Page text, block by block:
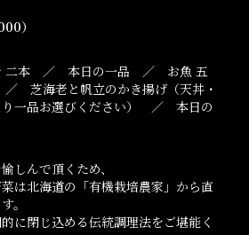
）
二本 ／ 本日の一品 ／ お魚 五
芝海老と帆立のかき揚げ（天丼・
り一品お選びください） ／ 本日の
しんで頂くため、
は北海道の「有機栽培農家」から直
。
に閉じ込める伝統調理法をご堪能く